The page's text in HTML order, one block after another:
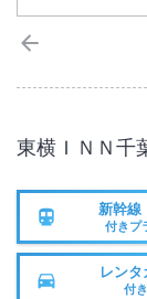
東横ＩＮＮ千
新幹線
付きプ
レンタ
付き